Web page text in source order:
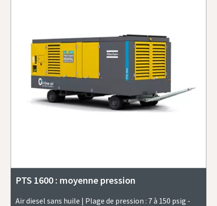
PTS 1600 : moyenne pression
Air diesel sans huile | Plage de pression : 7 à 150 psig -